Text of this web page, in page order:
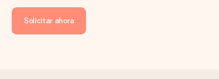
de crédito o transferencia bancaria. En caso de elegir
transferencia bancaria, ten en cuenta 3 días adicionales para la
entrega de tu regalo.
Solicitar ahora